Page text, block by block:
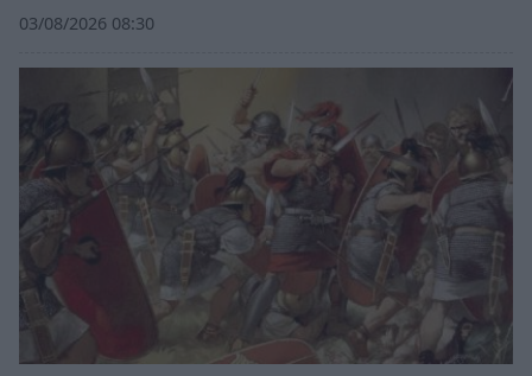
03/08/2026 08:30